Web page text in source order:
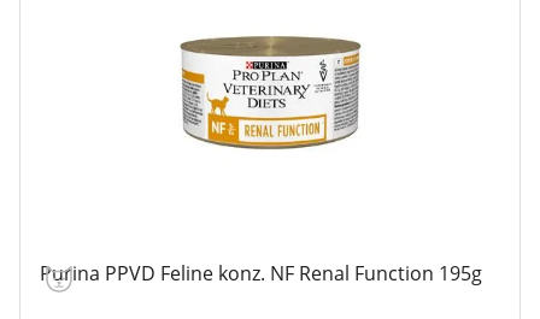
Purina PPVD Feline konz. NF Renal Function 195g